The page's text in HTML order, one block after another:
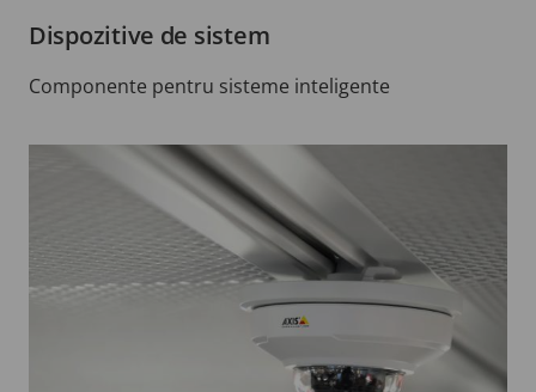
Dispozitive de sistem
Componente pentru sisteme inteligente